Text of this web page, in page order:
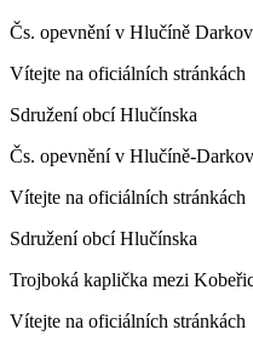
Čs. opevnění v Hlučíně
Vítejte na oficiálních stránkách
Sdružení obcí Hlučínska
Čs. opevnění v Hlučíně-
Vítejte na oficiálních stránkách
Sdružení obcí Hlučínska
Trojboká kaplička mezi
Vítejte na oficiálních stránkách